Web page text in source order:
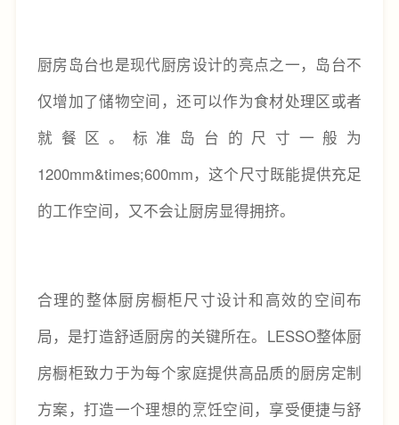
厨房岛台也是现代厨房设计的亮点之一，岛台不
仅增加了储物空间，还可以作为食材处理区或者
就餐区。标准岛台的尺寸一般为
1200mm&times;600mm，这个尺寸既能提供充足
的工作空间，又不会让厨房显得拥挤。
合理的整体厨房橱柜尺寸设计和高效的空间布
局，是打造舒适厨房的关键所在。LESSO整体厨
房橱柜致力于为每个家庭提供高品质的厨房定制
方案，打造一个理想的烹饪空间，享受便捷与舒